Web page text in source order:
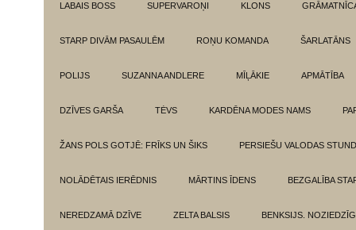
LABAIS BOSS SUPERVAROŅI KLONS
STARP DIVĀM PASAULĒM ROŅU KOMANDA ŠARLATĀNS
POLIJS SUZANNA ANDLERE MĪĻĀKIE APMĀTĪBA
DZĪVES GARŠA TĖVS KARDĒNA MODES NAMS
ŽANS POLS GOTJĒ: FRĪKS UN ŠIKS PERSIEŠU VALODAS
NOLĀDĒTAIS IERĒDNIS MĀRTINS ĪDENS BEZGALĪBA
NEREDZAMĀ DZĪVE ZELTA BALSIS BENKSIJS.